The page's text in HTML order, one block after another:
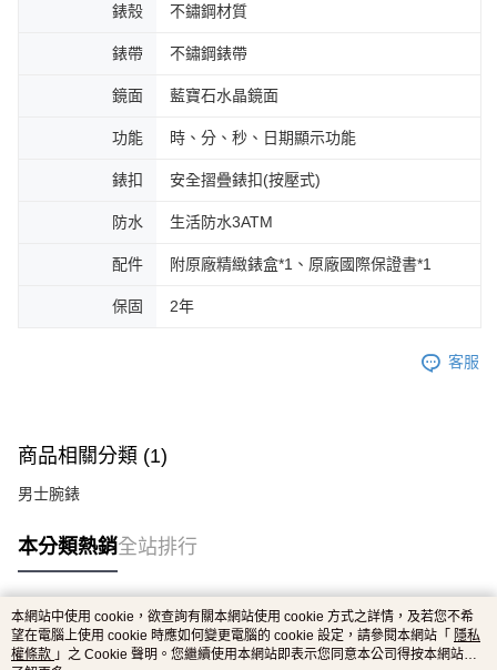
錶殼 不鏽鋼材質
錶帶 不鏽鋼錶帶
鏡面 藍寶石水晶鏡面
功能 時、分、秒、日期顯示功能
錶扣 安全摺疊錶扣(按壓式)
防水 生活防水3ATM
配件 附原廠精緻錶盒*1、原廠國際保證書*1
保固 2年
客服
商品相關分類 (1)
男士腕錶
本分類熱銷全站排行
熱門標籤
本網站中使用 cookie，欲查詢有關本網站使用 cookie 方式之詳情，及若您不希
望在電腦上使用 cookie 時應如何變更電腦的 cookie 設定，請參閱本網站「 隱私
權條款 」之 Cookie 聲明。您繼續使用本網站即表示您同意本公司得按本網站使